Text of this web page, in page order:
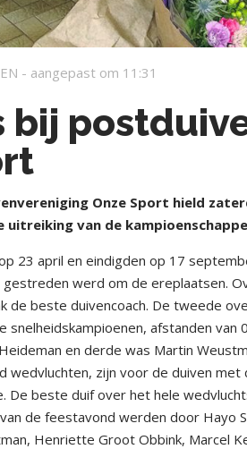
- aangepast om 11:31
bij
Onze Sport hield
uitreiking van de
23 april en eindigden op 17
gestreden werd om de ereplaatsen.
de beste duivencoach. De tweede
snelheidskampioenen, afstanden
en derde was Martin
wedvluchten, zijn voor de duiven
De beste duif over het hele
de feestavond werden door Hayo
Henriette Groot Obbink, Marcel